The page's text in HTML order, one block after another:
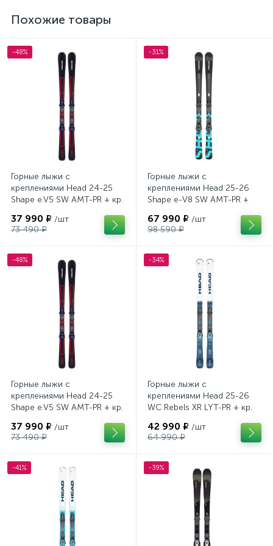
Похожие товары
-48%
Горные лыжи с
креплениями Head 24-25
Shape e.V5 SW AMT-PR + кр.
37 990 ₽ /шт
73 490 ₽
-31%
Горные лыжи с
креплениями Head 25-26
Shape e-V8 SW AMT-PR +
67 990 ₽ /шт
98 590 ₽
-48%
Горные лыжи с
креплениями Head 24-25
Shape e.V5 SW AMT-PR + кр.
37 990 ₽ /шт
73 490 ₽
-34%
Горные лыжи с
креплениями Head 25-26
WC Rebels XR LYT-PR + кр.
42 990 ₽ /шт
64 990 ₽
-41% -39%